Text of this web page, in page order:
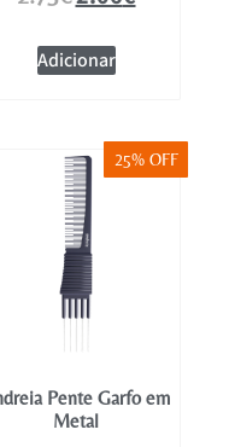
Adicionar
25% OFF
Pente Garfo em
Metal